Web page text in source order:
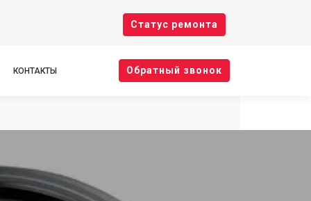
Cтатус ремонта
КОНТАКТЫ Oбратный звонок